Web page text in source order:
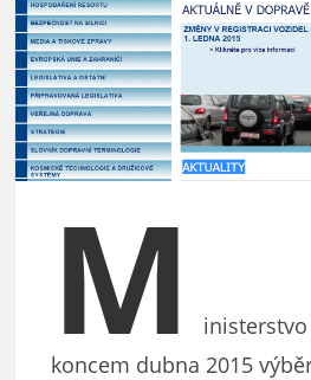
M
koncem dubna 2015